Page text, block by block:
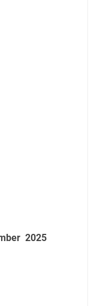
2025